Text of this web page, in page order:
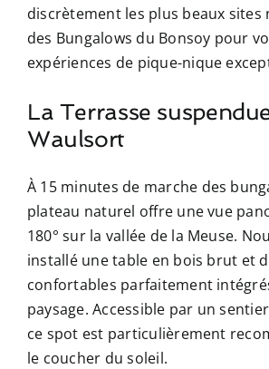
discrètement les plus beaux
des Bungalows du Bonsoy pour
expériences de pique-nique
La Terrasse
Waulsort
À 15 minutes de marche des
plateau naturel offre une vue
180° sur la vallée de la Meuse.
installé une table en bois brut et
confortables parfaitement
paysage. Accessible par un
ce spot est particulièrement
le coucher du soleil.